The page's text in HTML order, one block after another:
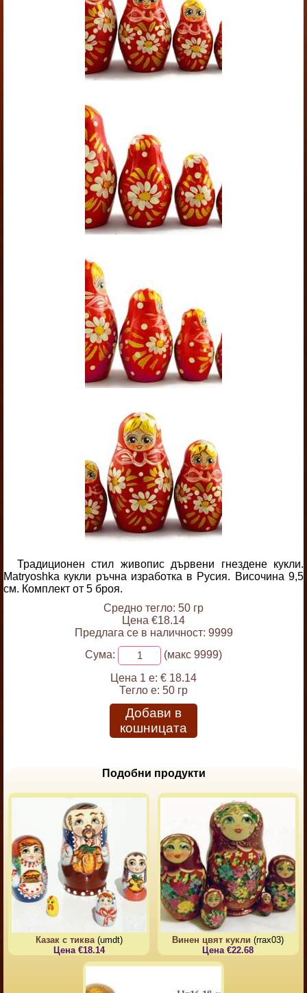
Традиционен стил живопис дървени гнездене кукли.
Matryoshka кукли ръчна изработка в Русия. Височина 9,5
см. Комплект от 5 броя.
Средно тегло: 50 гр
Цена €18.14
Предлага се в наличност: 9999
Сума:
(макс 9999)
Цена 1 е: € 18.14
Тегло е: 50 гр
Добави в
кошницата
Подобни продукти
Казак с тиква(umdt)
Цена €18.14
Винен цвят кукли (rrax03)
Цена €22.68